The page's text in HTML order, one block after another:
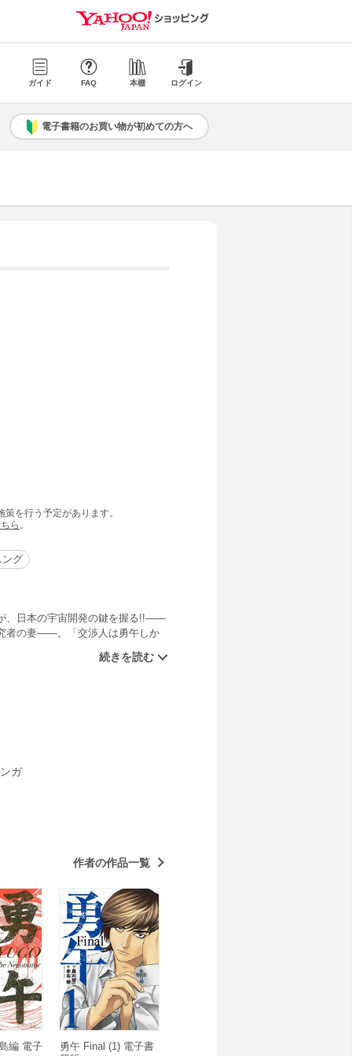
ガイド FAQ 本棚 ログイン
電子書籍のお買い物が初めての方へ
を行う予定があります。
ら 。
ング
、日本の宇宙開発の鍵を握る!!――
者の妻――。「交渉人は勇午しか
間の緊張、そして宇宙開発の未
ガ
作者の作品一覧
編 電子
勇午 Final (1) 電子書